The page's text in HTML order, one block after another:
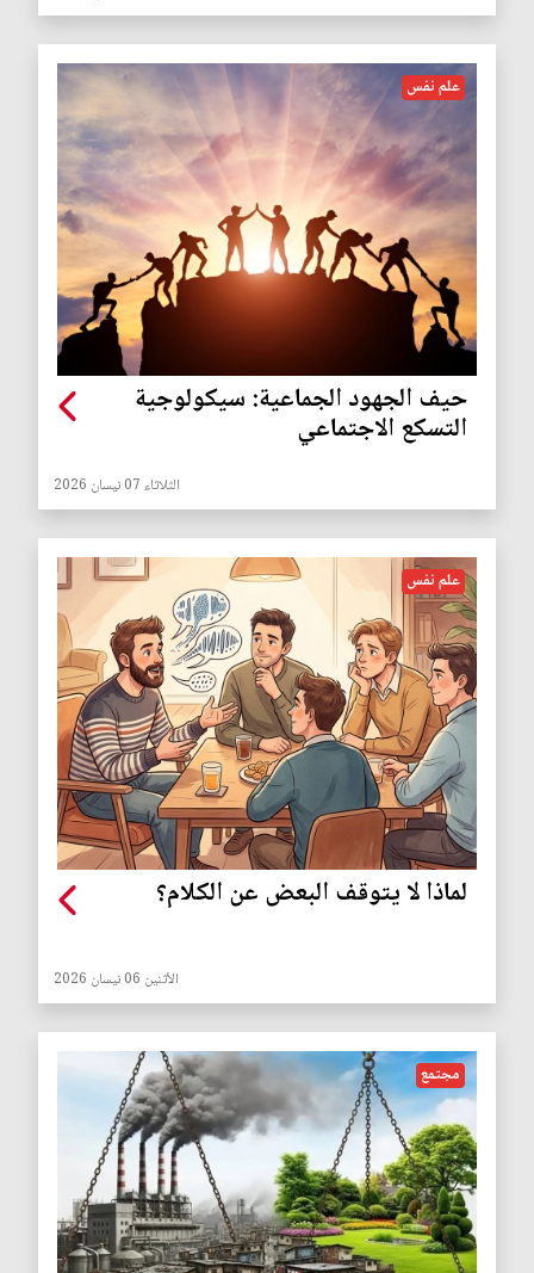
علم نفس
حيف الجهود الجماعية: سيكولوجية
التسكع الاجتماعي
الثلاثاء 07 نيسان 2026
علم نفس
لماذا لا يتوقف البعض عن الكلام؟
الأثنين 06 نيسان 2026
مجتمع